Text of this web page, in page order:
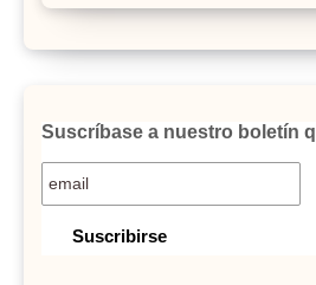
Suscríbase a nuestro boletín